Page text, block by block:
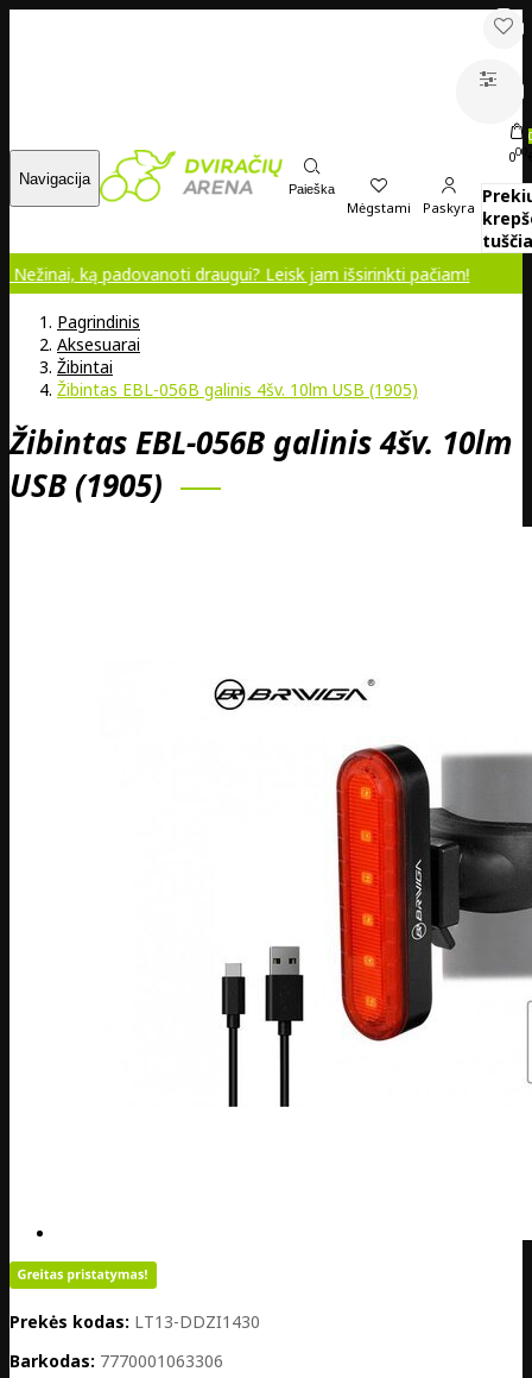
Navigacija
Paieška
Mėgstami Paskyra
000
ką padovanoti draugui? Leisk jam išsirinkti pačiam!
Pagrindinis
Aksesuarai
Žibintai
Žibintas EBL-056B galinis 4šv. 10lm USB (1905)
Žibintas EBL-056B galinis 4šv. 10lm
USB (1905)
Prekės kodas: LT13-DDZI1430
Barkodas: 7770001063306